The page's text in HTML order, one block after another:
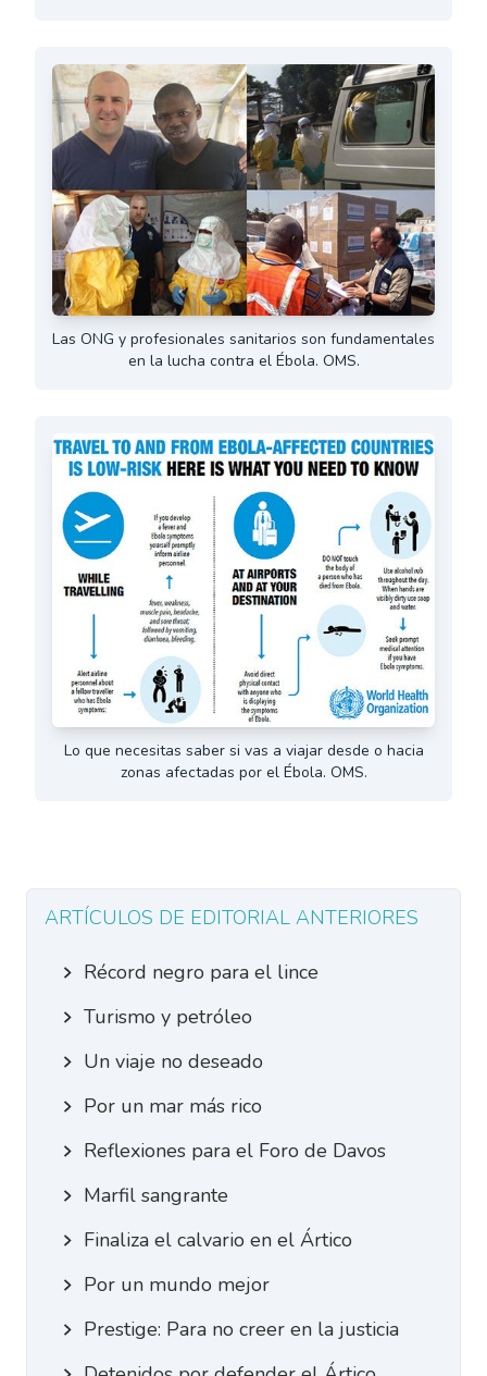
Las ONG y profesionales sanitarios son fundamentales
en la lucha contra el Ébola. OMS.
Lo que necesitas saber si vas a viajar desde o hacia
zonas afectadas por el Ébola. OMS.
ARTÍCULOS DE EDITORIAL ANTERIORES
Récord negro para el lince
Turismo y petróleo
Un viaje no deseado
Por un mar más rico
Reflexiones para el Foro de Davos
Marfil sangrante
Finaliza el calvario en el Ártico
Por un mundo mejor
Prestige: Para no creer en la justicia